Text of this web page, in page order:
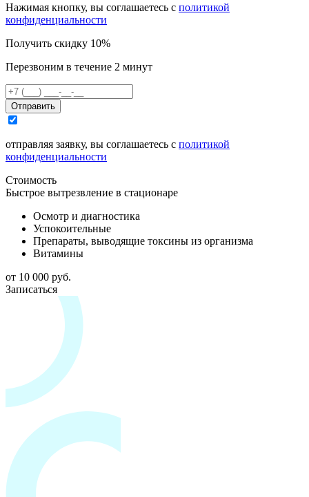
Нажимая кнопку, вы соглашаетесь с политикой
конфиденциальности
Получить скидку 10%
Перезвоним в течение 2 минут
Отправить
отправляя заявку, вы соглашаетесь с политикой
конфиденциальности
Стоимость
Быстрое вытрезвление в стационаре
Осмотр и диагностика
Успокоительные
Препараты, выводящие токсины из организма
Витамины
от 10 000 руб.
Записаться